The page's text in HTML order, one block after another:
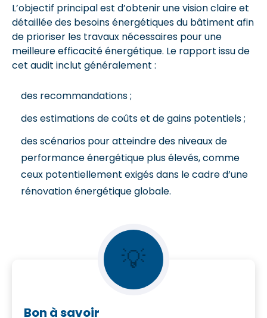
L’objectif principal est d’obtenir une vision claire et
détaillée des besoins énergétiques du bâtiment afin
de prioriser les travaux nécessaires pour une
meilleure efficacité énergétique. Le rapport issu de
cet audit inclut généralement :
des recommandations ;
des estimations de coûts et de gains potentiels ;
des scénarios pour atteindre des niveaux de
performance énergétique plus élevés, comme
ceux potentiellement exigés dans le cadre d’une
rénovation énergétique globale.
💡
Bon à savoir